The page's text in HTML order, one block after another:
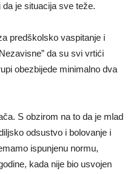
je situacija sve teže.
predškolsko vaspitanje i
da su svi vrtići
obezbijede minimalno dva
S obzirom na to da je mlad
odsustvo i bolovanje i
ispunjenu normu,
kada nije bio usvojen